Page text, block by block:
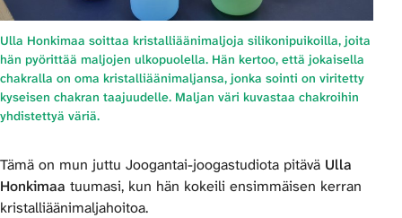
Ulla Honkimaa soittaa kristalliäänimaljoja silikonipuikoilla, joita
hän pyörittää maljojen ulkopuolella. Hän kertoo, että jokaisella
chakralla on oma kristalliäänimaljansa, jonka sointi on viritetty
kyseisen chakran taajuudelle. Maljan väri kuvastaa chakroihin
yhdistettyä väriä.
Tämä on mun juttu Joogantai-joogastudiota pitävä Ulla
Honkimaa tuumasi, kun hän kokeili ensimmäisen kerran
kristalliäänimaljahoitoa.